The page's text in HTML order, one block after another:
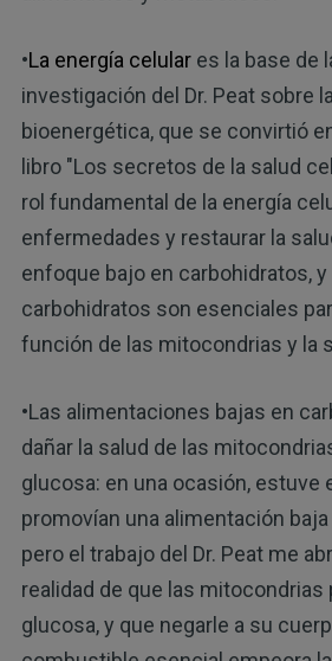
•La energía celulares la base de
investigación del Dr. Peat sobre
bioenergética, que se convirtió
libro "Los secretos de la salud
rol fundamental de la energía
enfermedades y restaurar la
enfoque bajo en carbohidratos,
carbohidratos son esenciales
función de las mitocondrias y la
•Las alimentaciones bajas en
dañar la salud de las
glucosa: en una ocasión, estuve
promovían una alimentación
pero el trabajo del Dr. Peat me
realidad de que las mitocondrias
glucosa, y que negarle a su